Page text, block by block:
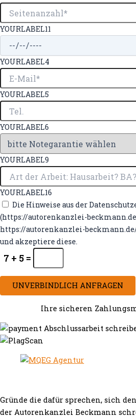
YOURLABEL11
YOURLABEL4
YOURLABEL5
YOURLABEL6
YOURLABEL9
YOURLABEL16
Die Hinweise aus der
(https://autorenkanzlei-
https://autorenkanzlei-beckmann.de/
und akzeptiere diese.
7 + 5 =
UNVERBINDLICH ANFRAGEN
Ihre sicheren
Gründe die dafür sprechen, sich
der Autorenkanzlei Beckmann